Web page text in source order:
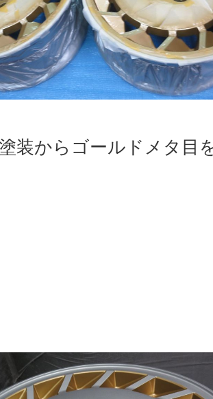
装からゴールドメタ目